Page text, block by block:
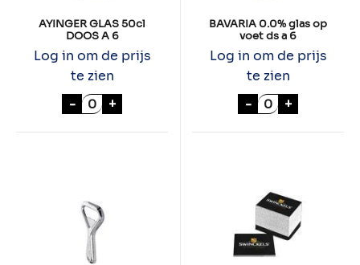
AYINGER GLAS 50cl
DOOS A 6
Log in om de prijs
te zien
- AYINGER GLAS 50cl DOOS A 6 aantal
+
BAVARIA 0.0% glas op
voet ds a 6
Log in om de prijs
te zien
- BAVARIA
+